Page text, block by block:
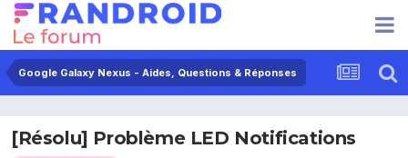
Google Galaxy Nexus - Aides, Questions & Réponses
[Résolu] Problème LED Notifications